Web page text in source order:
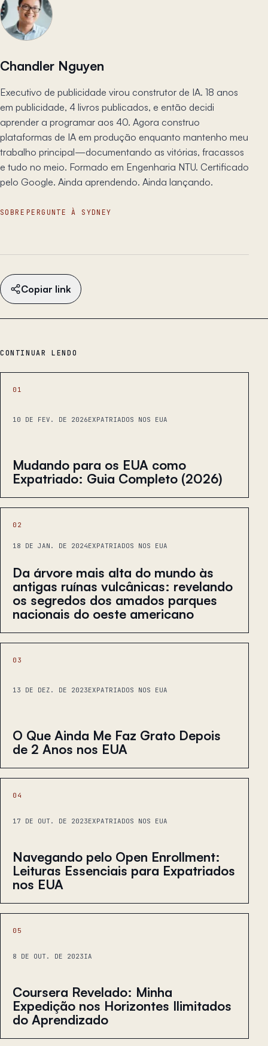
Chandler Nguyen
Executivo de publicidade virou construtor de IA. 18 anos
em publicidade, 4 livros publicados, e então decidi
aprender a programar aos 40. Agora construo
plataformas de IA em produção enquanto mantenho meu
trabalho principal—documentando as vitórias, fracassos
e tudo no meio. Formado em Engenharia NTU. Certificado
pelo Google. Ainda aprendendo. Ainda lançando.
SOBRE PERGUNTE À SYDNEY
Copiar link
CONTINUAR LENDO
01
10 DE FEV. DE 2026EXPATRIADOS NOS EUA
Mudando para os EUA como
Expatriado: Guia Completo (2026)
02
18 DE JAN. DE 2024EXPATRIADOS NOS EUA
Da árvore mais alta do mundo às
antigas ruínas vulcânicas: revelando
os segredos dos amados parques
nacionais do oeste americano
03
13 DE DEZ. DE 2023EXPATRIADOS NOS EUA
O Que Ainda Me Faz Grato Depois
de 2 Anos nos EUA
04
17 DE OUT. DE 2023EXPATRIADOS NOS EUA
Navegando pelo Open Enrollment:
Leituras Essenciais para Expatriados
nos EUA
05
8 DE OUT. DE 2023IA
Coursera Revelado: Minha
Expedição nos Horizontes Ilimitados
do Aprendizado